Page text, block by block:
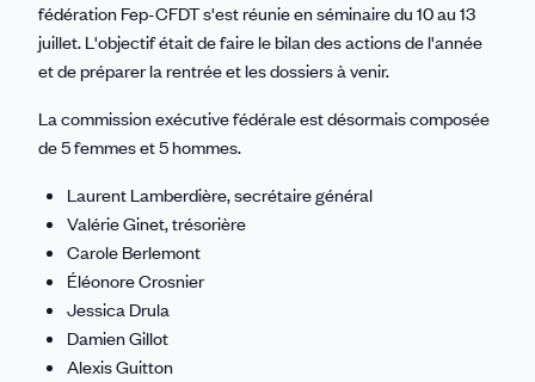
fédération Fep-CFDT s'est réunie en séminaire du 10 au 13
juillet. L'objectif était de faire le bilan des actions de l'année
et de préparer la rentrée et les dossiers à venir.
La commission exécutive fédérale est désormais composée
de 5 femmes et 5 hommes.
Laurent Lamberdière, secrétaire général
Valérie Ginet, trésorière
Carole Berlemont
Éléonore Crosnier
Jessica Drula
Damien Gillot
Alexis Guitton